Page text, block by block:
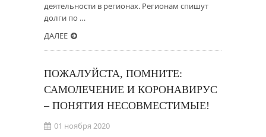
деятельности в регионах. Регионам спишут
долги по …
ДАЛЕЕ
ПОЖАЛУЙСТА, ПОМНИТЕ:
САМОЛЕЧЕНИЕ И КОРОНАВИРУС
– ПОНЯТИЯ НЕСОВМЕСТИМЫЕ!
01 ноября 2020